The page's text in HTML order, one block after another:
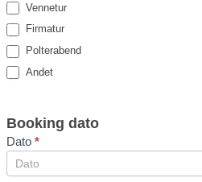
Vennetur
Firmatur
Polterabend
Andet
Booking dato
Dato *